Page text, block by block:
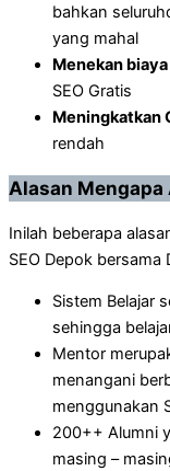
bahkan
yang mahal
Menekan
SEO Gratis
Meningkatkan
rendah
Alasan Mengapa
Inilah beberapa
SEO Depok bersama
Sistem Belajar
sehingga
Mentor
menangani
menggunakan
200++ Alumni
masing –